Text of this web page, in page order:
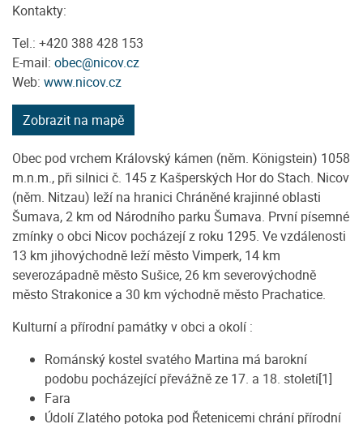
Kontakty:
Tel.: +420 388 428 153
E-mail: obec@nicov.cz
Web: www.nicov.cz
Zobrazit na mapě
Obec pod vrchem Královský kámen (něm. Königstein) 1058
m.n.m., při silnici č. 145 z Kašperských Hor do Stach. Nicov
(něm. Nitzau) leží na hranici Chráněné krajinné oblasti
Šumava, 2 km od Národního parku Šumava. První písemné
zmínky o obci Nicov pocházejí z roku 1295. Ve vzdálenosti
13 km jihovýchodně leží město Vimperk, 14 km
severozápadně město Sušice, 26 km severovýchodně
město Strakonice a 30 km východně město Prachatice.
Kulturní a přírodní památky v obci a okolí :
Románský kostel svatého Martina má barokní
podobu pocházející převážně ze 17. a 18. století[1]
Fara
Údolí Zlatého potoka pod Řetenicemi chrání přírodní